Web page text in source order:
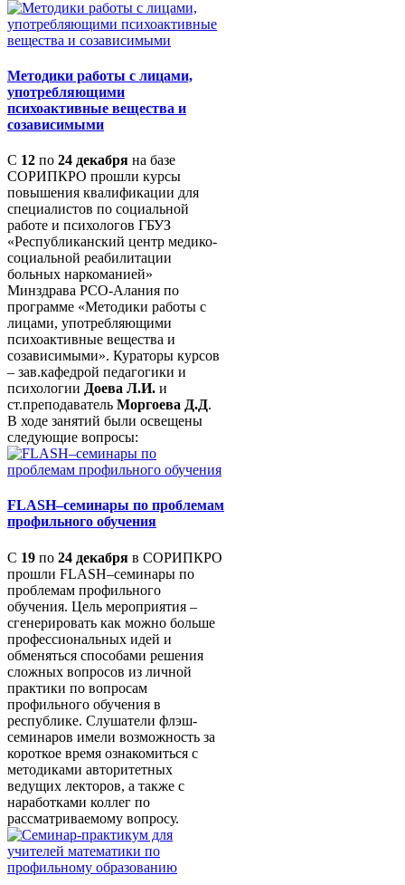
Методики работы с лицами,
употребляющими
психоактивные вещества и
созависимыми
С 12 по 24 декабря на базе
СОРИПКРО прошли курсы
повышения квалификации для
специалистов по социальной
работе и психологов ГБУЗ
«Республиканский центр медико-
социальной реабилитации
больных наркоманией»
Минздрава РСО-Алания по
программе «Методики работы с
лицами, употребляющими
психоактивные вещества и
созависимыми». Кураторы курсов
– зав.кафедрой педагогики и
психологии Доева Л.И. и
ст.преподаватель Моргоева Д.Д.
В ходе занятий были освещены
следующие вопросы:
FLASH–семинары по проблемам
профильного обучения
С 19 по 24 декабря в СОРИПКРО
прошли FLASH–семинары по
проблемам профильного
обучения. Цель мероприятия –
сгенерировать как можно больше
профессиональных идей и
обменяться способами решения
сложных вопросов из личной
практики по вопросам
профильного обучения в
республике. Слушатели флэш-
семинаров имели возможность за
короткое время ознакомиться с
методиками авторитетных
ведущих лекторов, а также с
наработками коллег по
рассматриваемому вопросу.